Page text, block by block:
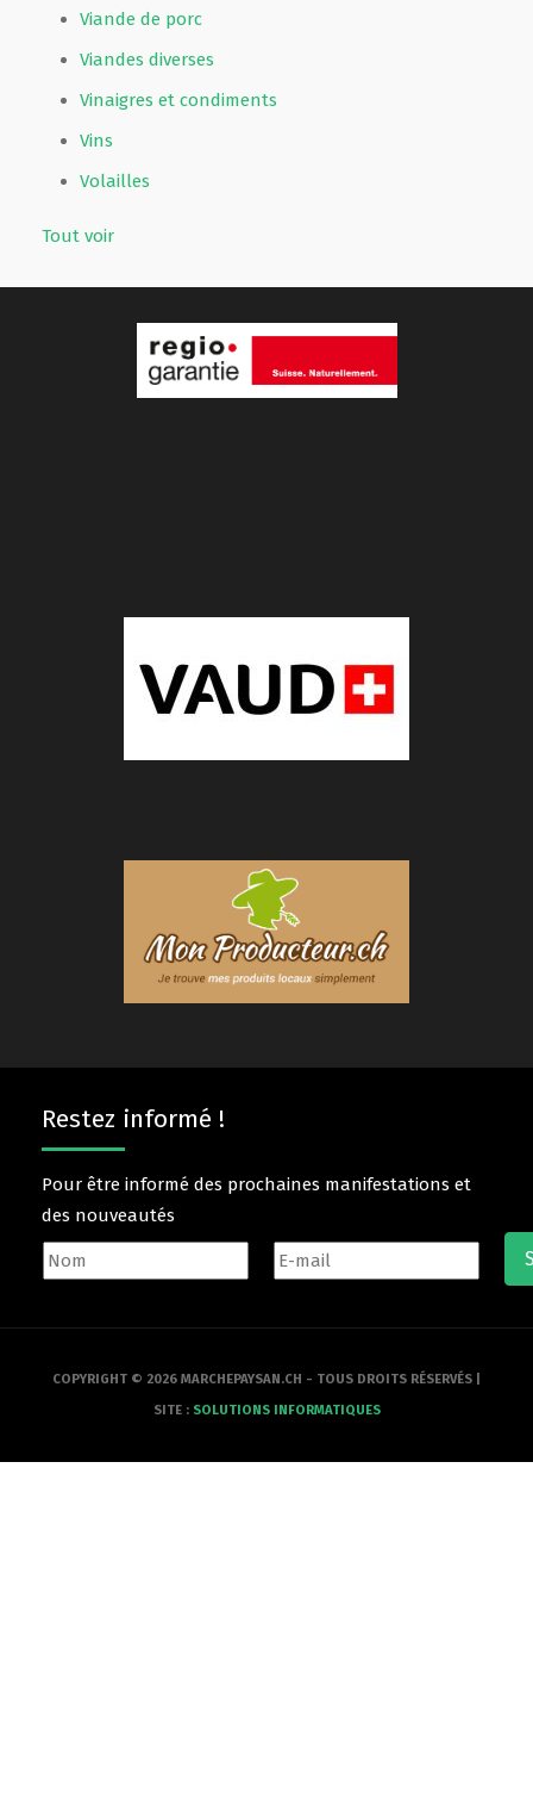
Viande de porc
Viandes diverses
Vinaigres et condiments
Vins
Volailles
Tout voir
Restez informé !
Pour être informé des prochaines manifestations et
des nouveautés
COPYRIGHT © 2026 MARCHEPAYSAN.CH - TOUS DROITS RÉSERVÉS |
SITE : SOLUTIONS INFORMATIQUES